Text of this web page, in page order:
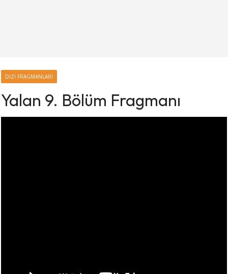
DIZI FRAGMANLARI
Yalan 9. Bölüm Fragmanı